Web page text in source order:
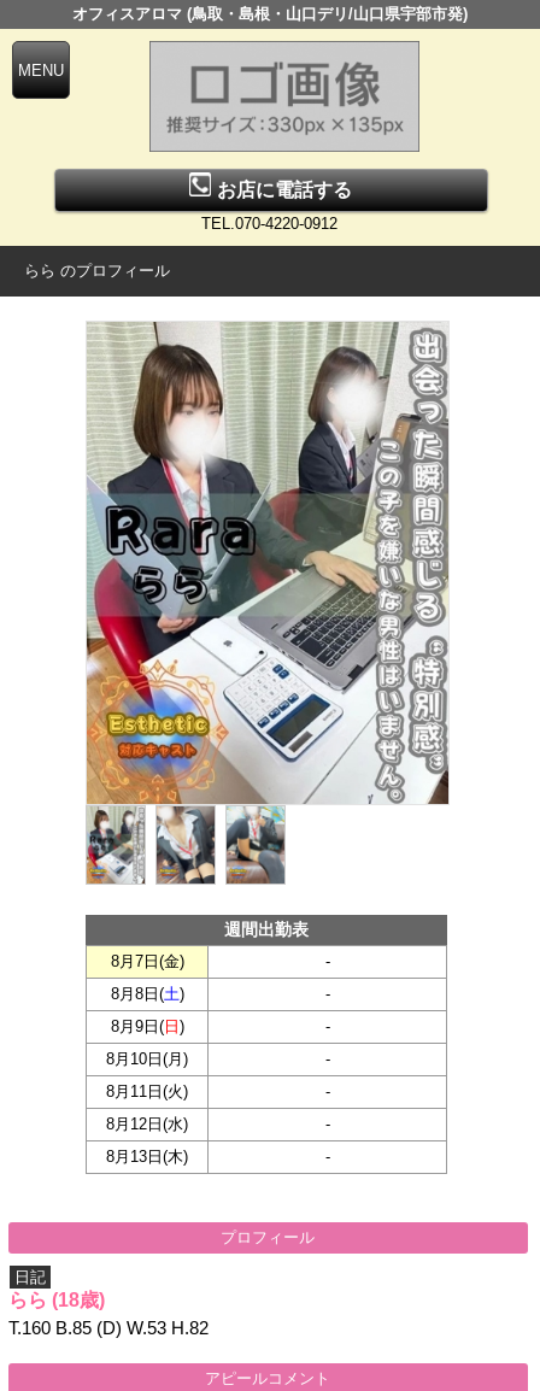
オフィスアロマ (鳥取・島根・山口デリ/山口県宇部市発)
お店に電話する
TEL.070-4220-0912
らら のプロフィール
週間出勤表
8月7日(金)
-
8月8日(土)
-
8月9日(日 )
-
8月10日( 月 )
-
8月11日(火)
-
8月12日(水)
-
8月13日(木) -
プロフィール
日記
らら (18歳)
T.160 B.85 (D) W.53 H.82
アピールコメント